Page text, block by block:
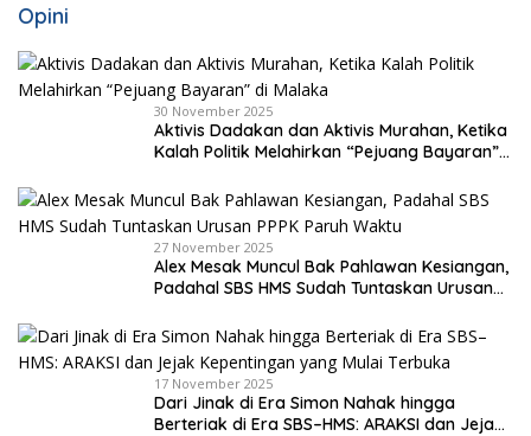
Opini
30 November 2025
Aktivis Dadakan dan Aktivis Murahan, Ketika
Kalah Politik Melahirkan “Pejuang Bayaran”
27 November 2025
Alex Mesak Muncul Bak Pahlawan Kesiangan,
Padahal SBS HMS Sudah Tuntaskan Urusan
17 November 2025
Dari Jinak di Era Simon Nahak hingga
Berteriak di Era SBS–HMS: ARAKSI dan Jejak